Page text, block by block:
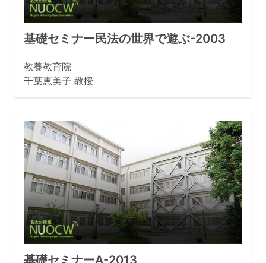
基礎セミナー民法の世界で遊ぶ-2003
教養教育院
千葉恵美子 教授
基礎セミナーA-2013